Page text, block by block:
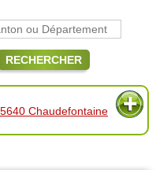
RECHERCHER
Chaudefontaine